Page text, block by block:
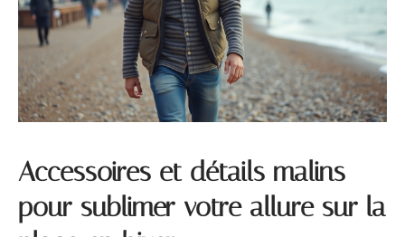
Accessoires et détails malins
pour sublimer votre allure sur la